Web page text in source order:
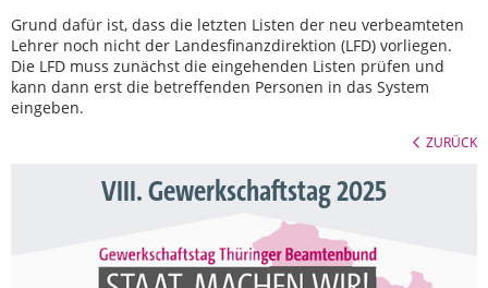
Grund dafür ist, dass die letzten Listen der neu verbeamteten
Lehrer noch nicht der Landesfinanzdirektion (LFD) vorliegen.
Die LFD muss zunächst die eingehenden Listen prüfen und
kann dann erst die betreffenden Personen in das System
eingeben.
ZURÜCK
VIII. Gewerkschaftstag 2025